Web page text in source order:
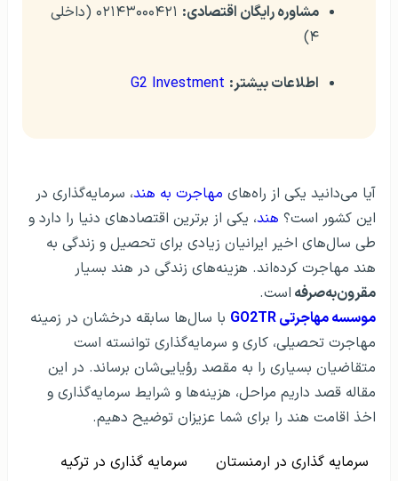
مشاوره رایگان اقتصادی:
۰۲۱۴۳۰۰۰۴۲۱ (داخلی
۴)
اطلاعات بیشتر: G2 Investment
آیا می‌دانید یکی از راه‌های مهاجرت به هند، سرمایه‌گذاری در
این کشور است؟ هند، یکی از برترین اقتصادهای دنیا را دارد و
طی سال‌های اخیر ایرانیان زیادی برای تحصیل و زندگی به
هند مهاجرت کرده‌اند. هزینه‌های زندگی در هند بسیار
مقرون‌به‌صرفه است.
موسسه مهاجرتی GO2TR
با سال‌ها سابقه درخشان در زمینه
مهاجرت تحصیلی، کاری و سرمایه‌گذاری توانسته است
متقاضیان بسیاری را به مقصد رؤیایی‌شان برساند. در این
مقاله قصد داریم مراحل، هزینه‌ها و شرایط سرمایه‌گذاری و
اخذ اقامت هند را برای شما عزیزان توضیح دهیم.
سرمایه‌ گذاری در ارمنستان سرمایه‌ گذاری در ترکیه